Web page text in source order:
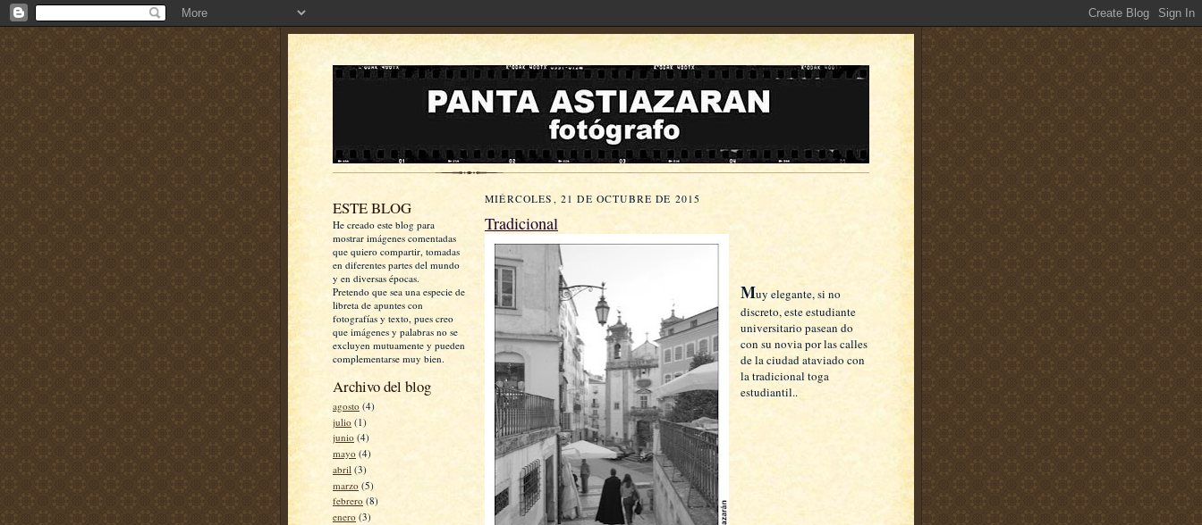
ESTE BLOG
He creado este blog para
mostrar imágenes comentadas
que quiero compartir, tomadas
en diferentes partes del mundo
y en diversas épocas.
Pretendo que sea una especie de
libreta de apuntes con
fotografías y texto, pues creo
que imágenes y palabras no se
excluyen mutuamente y pueden
complementarse muy bien.
Archivo del blog
agosto (4)
julio (1)
junio (4)
mayo (4)
abril (3)
marzo (5)
febrero (8)
enero (3)
MIÉRCOLES, 21 DE OCTUBRE DE 2015
Tradicional
Muy elegante, si no
discreto, este estudiante
universitario pasean do
con su novia por las calles
de la ciudad ataviado con
la tradicional toga
estudiantil..